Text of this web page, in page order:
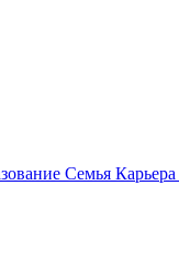
Семья Карьера